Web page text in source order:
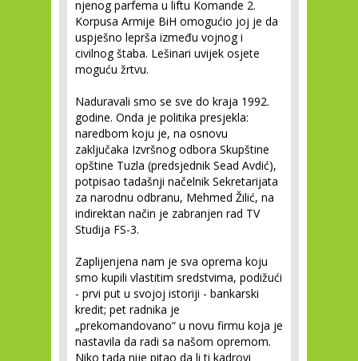
njenog parfema u liftu Komande 2.
Korpusa Armije BiH omogućio joj je da
uspješno leprša između vojnog i
civilnog štaba. Lešinari uvijek osjete
moguću žrtvu.
Naduravali smo se sve do kraja 1992.
godine. Onda je politika presjekla:
naredbom koju je, na osnovu
zaključaka Izvršnog odbora Skupštine
opštine Tuzla (predsjednik Sead Avdić),
potpisao tadašnji načelnik Sekretarijata
za narodnu odbranu, Mehmed Žilić, na
indirektan način je zabranjen rad TV
Studija FS-3.
Zaplijenjena nam je sva oprema koju
smo kupili vlastitim sredstvima, podižući
- prvi put u svojoj istoriji - bankarski
kredit; pet radnika je
„prekomandovano“ u novu firmu koja je
nastavila da radi sa našom opremom.
Niko tada nije pitao da li ti kadrovi